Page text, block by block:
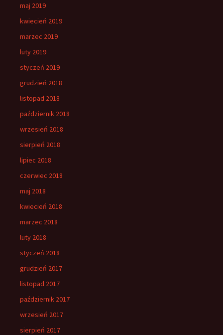
maj 2019
kwiecień 2019
marzec 2019
luty 2019
styczeń 2019
grudzień 2018
listopad 2018
październik 2018
wrzesień 2018
sierpień 2018
lipiec 2018
czerwiec 2018
maj 2018
kwiecień 2018
marzec 2018
luty 2018
styczeń 2018
grudzień 2017
listopad 2017
październik 2017
wrzesień 2017
sierpień 2017